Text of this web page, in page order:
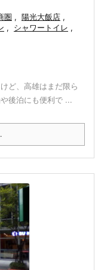
圏 , 陽光大飯店 ,
, シャワートイレ ,
ど、高雄はまだ限ら
後泊にも便利で ...